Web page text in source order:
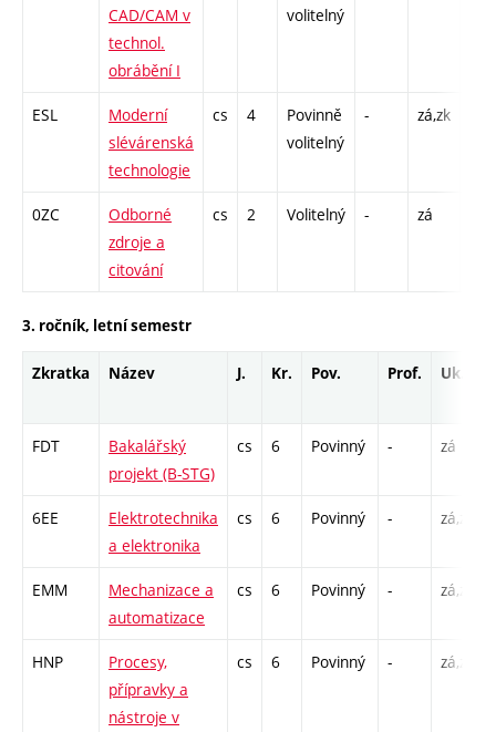
CAD/CAM v
technol.
obrábění I
volitelný
ESL
Moderní
slévárenská
technologie
cs 4
Povinně
volitelný
- zá,zk
0ZC
Odborné
zdroje a
citování
cs 2 Volitelný - zá
3. ročník, letní semestr
Zkratka Název J. Kr. Pov. Prof. Uk.
FDT
Bakalářský
projekt (B-STG)
cs 6 Povinný - zá
6EE
Elektrotechnika
a elektronika
cs 6 Povinný - zá,zk
EMM
Mechanizace a
automatizace
cs 6 Povinný - zá,zk
HNP
Procesy,
přípravky a
nástroje v
cs 6 Povinný - zá,zk